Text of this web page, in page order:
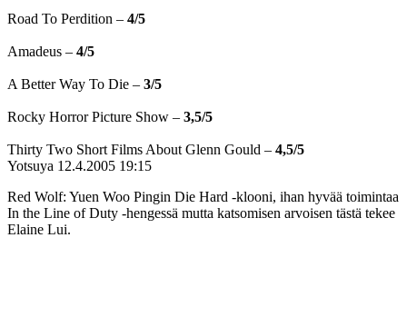
Road To Perdition – 4/5
Amadeus – 4/5
A Better Way To Die – 3/5
Rocky Horror Picture Show – 3,5/5
Thirty Two Short Films About Glenn Gould – 4,5/5
Yotsuya 12.4.2005 19:15
Red Wolf: Yuen Woo Pingin Die Hard ‑klooni, ihan hyvää toimintaa
In the Line of Duty ‑hengessä mutta katsomisen arvoisen tästä tekee
Elaine Lui.